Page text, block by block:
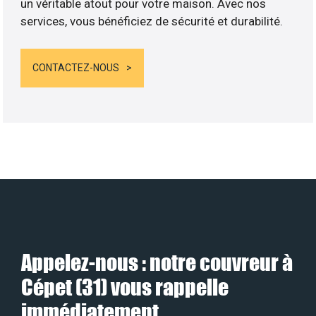
un véritable atout pour votre maison. Avec nos
services, vous bénéficiez de sécurité et durabilité.
CONTACTEZ-NOUS
Appelez-nous : notre couvreur à
Cépet (31) vous rappelle